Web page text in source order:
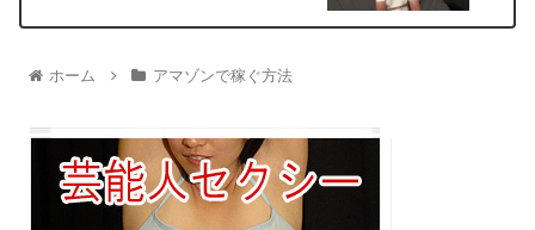
ホーム アマゾンで稼ぐ方法